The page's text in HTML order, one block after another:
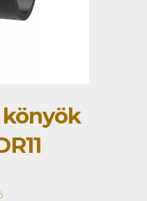
könyök